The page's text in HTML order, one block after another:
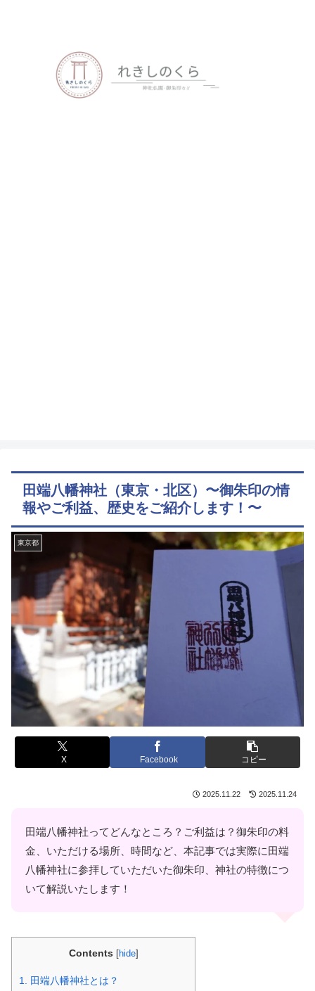
田端八幡神社（東京・北区）〜御朱印の情
報やご利益、歴史をご紹介します！〜
東京都
X Facebook コピー
2025.11.22 2025.11.24
田端八幡神社ってどんなところ？ご利益は？御朱印の料
金、いただける場所、時間など、本記事では実際に田端
八幡神社に参拝していただいた御朱印、神社の特徴につ
いて解説いたします！
Contents [hide]
1.
田端八幡神社とは？